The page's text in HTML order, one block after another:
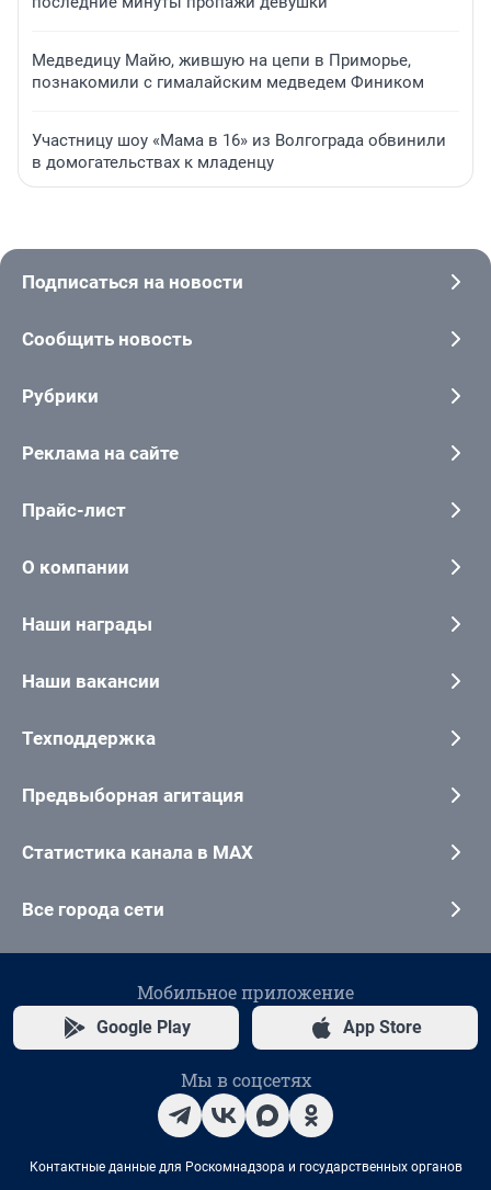
Медведицу Майю, жившую на цепи в Приморье,
познакомили с гималайским медведем Фиником
Участницу шоу «Мама в 16» из Волгограда обвинили
в домогательствах к младенцу
Подписаться на новости
Сообщить новость
Рубрики
Реклама на сайте
Прайс-лист
О компании
Наши награды
Наши вакансии
Техподдержка
Предвыборная агитация
Статистика канала в MAX
Все города сети
Мобильное приложение
Google Play App Store
Мы в соцсетях
Контактные данные для Роскомнадзора и государственных органов